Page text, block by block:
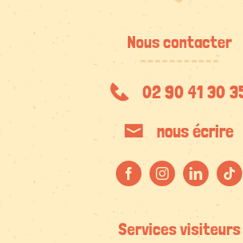
Nous contacter
02 90 41 30
nous écrire
Services visiteurs